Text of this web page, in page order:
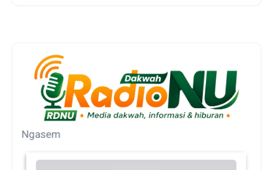
Ngasem